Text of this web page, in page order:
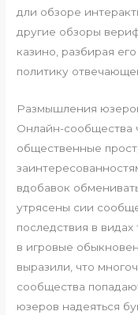
дли обзоре
другие обзоры
казино, разбирая
политику
Размышления
Онлайн-сообщества
общественные
вдобавок
утрясены сии
последствия в
в игровые
выразили, что
сообщества
юзеров надеяться